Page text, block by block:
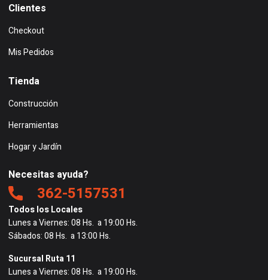
Clientes
Checkout
Mis Pedidos
Tienda
Construcción
Herramientas
Hogar y Jardín
Necesitas ayuda?
362-5157531
Todos los Locales
Lunes a Viernes: 08 Hs. a 19:00 Hs.
Sábados: 08 Hs. a 13:00 Hs.
Sucursal Ruta 11
Lunes a Viernes: 08 Hs. a 19:00 Hs.